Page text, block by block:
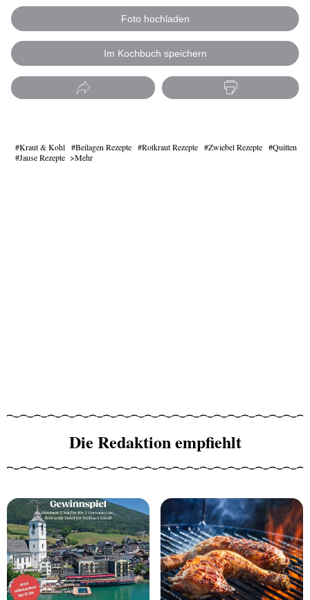
Foto hochladen
Im Kochbuch speichern
Kraut & Kohl Beilagen Rezepte Rotkraut Rezepte Zwiebel Rezepte
Quitten
Jause Rezepte
Mehr
Die Redaktion empfiehlt